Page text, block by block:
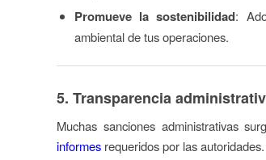
Promueve la sostenibilidad:
ambiental de tus operaciones.
5. Transparencia
Muchas sanciones administrativas
informes requeridos por las autoridades.